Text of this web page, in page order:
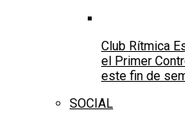
Club Rítmica
el Primer
este fin de
SOCIAL